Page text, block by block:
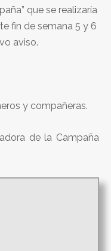
que se realizaría
fin de semana 5 y 6
aviso.
y compañeras.
de la Campaña